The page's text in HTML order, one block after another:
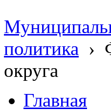
политика ›
округа
Главная